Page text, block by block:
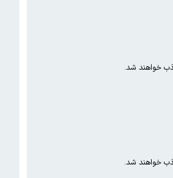
خواهند شد.
خواهند شد.